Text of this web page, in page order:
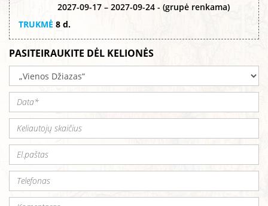
2027-09-17 – 2027-09-24 - (grupė renkama)
TRUKMĖ 8 d.
PASITEIRAUKITE DĖL KELIONĖS